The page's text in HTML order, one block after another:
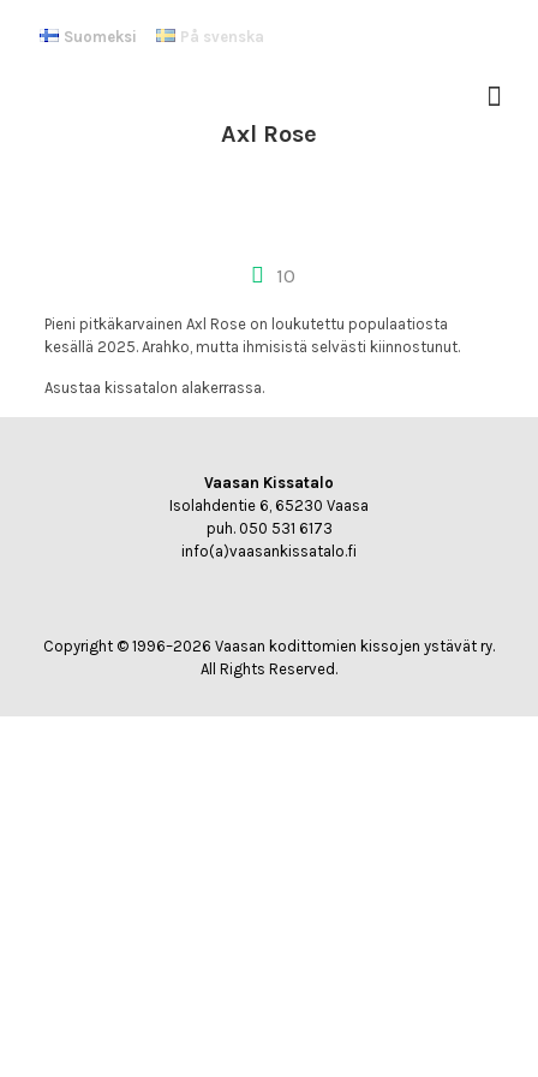
Suomeksi På svenska
Axl Rose
10
Pieni pitkäkarvainen Axl Rose on loukutettu populaatiosta
kesällä 2025. Arahko, mutta ihmisistä selvästi kiinnostunut.
Asustaa kissatalon alakerrassa.
Vaasan Kissatalo
Isolahdentie 6, 65230 Vaasa
puh. 050 531 6173
info(a)vaasankissatalo.fi
Copyright © 1996–2026 Vaasan kodittomien kissojen ystävät ry.
All Rights Reserved.